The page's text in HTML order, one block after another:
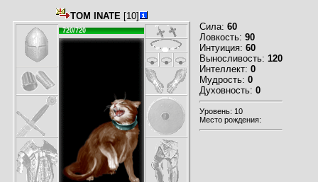
TOM INATE[10]
720/720 Сила: 60
Ловкость: 90
Интуиция: 60
Выносливость: 120
Интеллект: 0
Мудрость: 0
Духовность: 0
Уровень: 10
Место рождения: